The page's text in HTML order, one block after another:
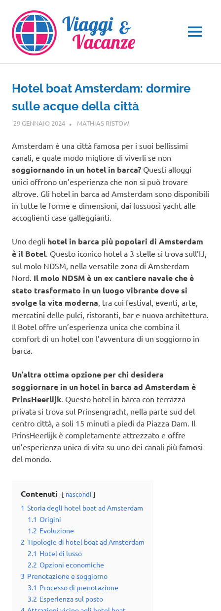
contenuto
MENU
Hotel boat Amsterdam: dormire
sulle acque della città
29 GENNAIO 2024 MATHIAS RISTOWEUROPA
Amsterdam è una città famosa per i suoi bellissimi
canali, e quale modo migliore di viverli se non
soggiornando in un hotel in barca? Questi alloggi
unici offrono un’esperienza che non si può trovare
altrove. Gli hotel in barca ad Amsterdam sono disponibili
in tutte le forme e dimensioni, dai lussuosi yacht alle
accoglienti case galleggianti.
Uno degli hotel in barca più popolari di Amsterdam
è il Botel. Questo iconico hotel a 3 stelle si trova sull’IJ,
sul molo NDSM, nella versatile zona di Amsterdam
Nord. Il molo NDSM è un ex cantiere navale che è
stato trasformato in un luogo vibrante dove si
svolge la vita moderna, tra cui festival, eventi, arte,
mercatini delle pulci, ristoranti, bar e nuova architettura.
Il Botel offre un’esperienza unica che combina il
comfort di un hotel con l’avventura di un soggiorno in
barca.
Un’altra ottima opzione per chi desidera
soggiornare in un hotel in barca ad Amsterdam è
PrinsHeerlijk. Questo hotel in barca con terrazza
privata si trova sul Prinsengracht, nella parte sud del
centro città, a soli 15 minuti a piedi da Piazza Dam. Il
PrinsHeerlijk è completamente attrezzato e offre
un’esperienza unica di vita su uno dei canali più famosi
del mondo.
Contenuti nascondi
1 Storia degli hotel boat ad Amsterdam
1.1 Origini
1.2 Evoluzione
2 Tipologie di hotel boat ad Amsterdam
2.1 Hotel di lusso
2.2 Opzioni economiche
3 Prenotazione e soggiorno
3.1 Processo di prenotazione
3.2 Esperienza sul posto